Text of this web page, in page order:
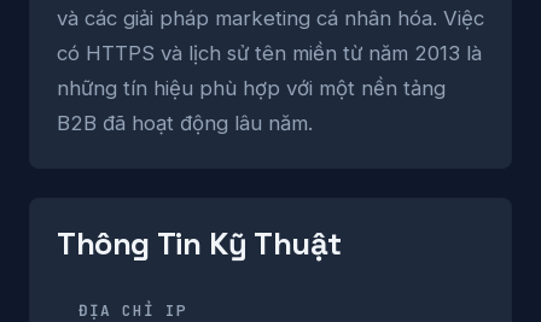
và các giải pháp marketing cá nhân hóa. Việc
có HTTPS và lịch sử tên miền từ năm 2013 là
những tín hiệu phù hợp với một nền tảng
B2B đã hoạt động lâu năm.
Thông Tin Kỹ Thuật
ĐỊA CHỈ IP